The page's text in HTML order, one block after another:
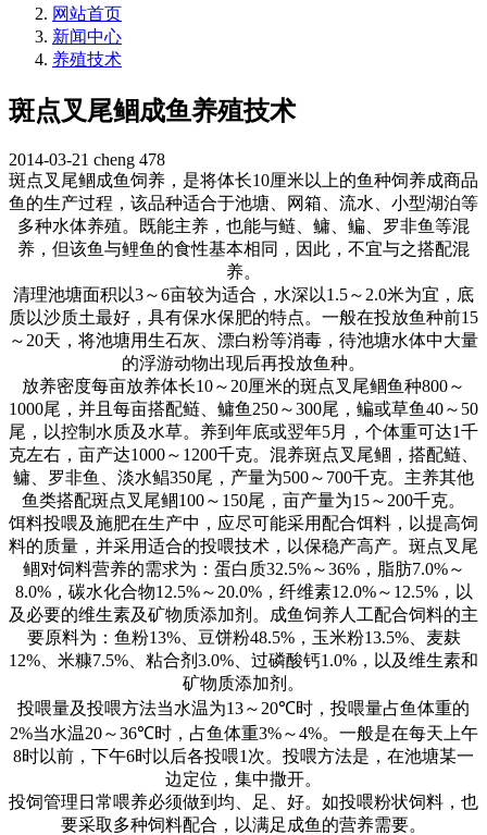
网站首页
新闻中心
养殖技术
斑点叉尾鲴成鱼养殖技术
2014-03-21 cheng 478
斑点叉尾鲴成鱼饲养，是将体长10厘米以上的鱼种饲养成商品
鱼的生产过程，该品种适合于池塘、网箱、流水、小型湖泊等
多种水体养殖。既能主养，也能与鲢、鳙、鳊、罗非鱼等混
养，但该鱼与鲤鱼的食性基本相同，因此，不宜与之搭配混
养。
清理池塘面积以3～6亩较为适合，水深以1.5～ 2.0米为宜，底
质以沙质土最好，具有保水保肥的特点。一般在投放鱼种前15
～ 20天，将池塘用生石灰、漂白粉等消毒，待池塘水体中大量
的浮游动物出现后再投放鱼种。
放养密度每亩放养体长10～ 20厘米的斑点叉尾鲴鱼种800～
1000尾，并且每亩搭配鲢、鳙鱼 250～300尾，鳊或草鱼40～ 50
尾，以控制水质及水草。养到年底或翌年5月，个体重可达1千
克左右，亩产达1000～ 1200千克。混养斑点叉尾鲴，搭配鲢、
鳙、罗非鱼、淡水鲳350尾，产量为500～ 700千克。主养其他
鱼类搭配斑点叉尾鲴100～ 150尾，亩产量为15～ 200千克。
饵料投喂及施肥在生产中，应尽可能采用配合饵料，以提高饲
料的质量，并采用适合的投喂技术，以保稳产高产。斑点叉尾
鲴对饲料营养的需求为：蛋白质32.5%～36%，脂肪7.0%～
8.0%，碳水化合物12.5%～ 20.0%，纤维素12.0%～ 12.5%，以
及必要的维生素及矿物质添加剂。成鱼饲养人工配合饲料的主
要原料为：鱼粉13%、豆饼粉48.5%，玉米粉13.5%、麦麸
12% 、米糠7.5% 、粘合剂 3.0% 、过磷酸钙1.0% ，以及维生素和
矿物质添加剂。
投喂量及投喂方法当水温为13～ 20℃时，投喂量占鱼体重的
2%当水温20～36℃时，占鱼体重3%～4%。一般是在每天上午
8时以前，下午6时以后各投喂1 次。投喂方法是，在池塘某一
边定位，集中撒开。
投饲管理日常喂养必须做到均、足、好。如投喂粉状饲料，也
要采取多种饲料配合，以满足成鱼的营养需要。